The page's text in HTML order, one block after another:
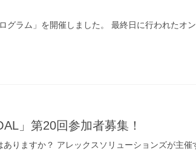
グラム」を開催しました。 最終日に行われたオ
」第20回参加者募集！
りますか？ アレックスソリューションズが主